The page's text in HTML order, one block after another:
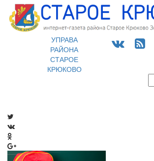
УПРАВА
РАЙОНА
СТАРОЕ
КРЮКОВО